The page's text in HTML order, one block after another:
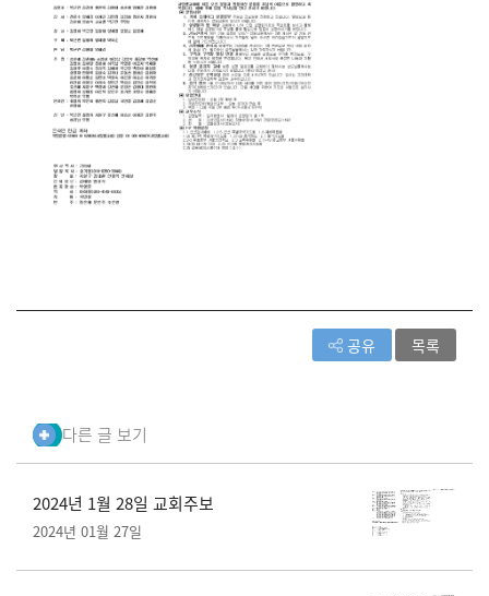
공유 목록
다른 글 보기
2024년 1월 28일 교회주보
2024년 01월 27일